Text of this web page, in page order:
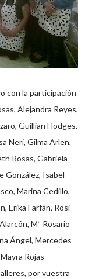
Alejandra Reyes,
Guillian Hodges,
Neri, Gilma Arlen,
Rosas, Gabriela
González, Isabel
Marina Cedillo,
Erika Farfán, Rosi
Mª Rosario
Ángel, Mercedes
Rojas